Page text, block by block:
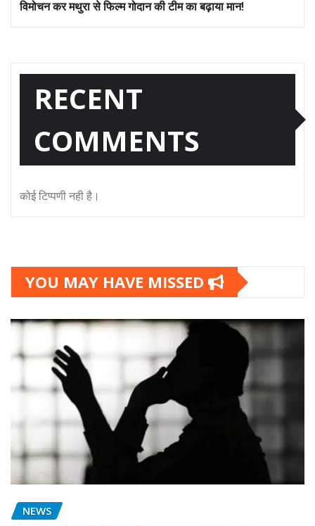
विमोचन कर मथुरा से फिल्म गोदान की टीम का बढ़ाया मान!
RECENT
COMMENTS
कोई टिप्पणी नही है।
YOU MAY HAVE MISSED
NEWS